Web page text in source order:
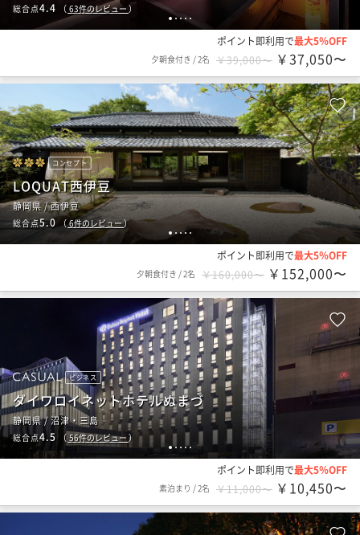
1234 5
総合点4.4 （ 63件のレビュー ）
ポイント即利用で最大5％OFF
夕朝食付き /2名 ￥39,000〜 ￥37,050〜
1234 5
コンセプト
LOQUAT西伊豆
静岡県 / 西伊豆
総合点5.0 （6件のレビュー）
ポイント即利用で最大5％OFF
夕朝食付き /2名 ￥160,000〜 ￥152,000〜
12 3 45
ビジネス
ダイワロイネットホテルぬまづ
静岡県 / 沼津・三島
総合点4.5 （ 56件のレビュー）
ポイント即利用で最大5％OFF
素泊まり /2名 ￥11,000〜 ￥10,450〜